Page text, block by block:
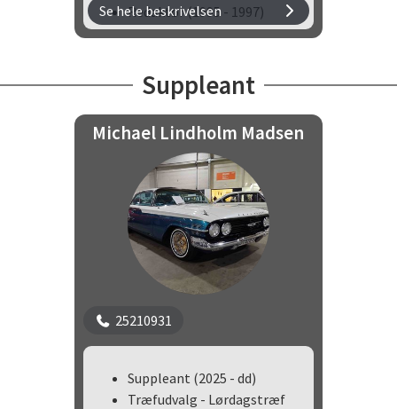
Redaktør (1995 - 1997)
Se hele beskrivelsen
Suppleant
Michael Lindholm Madsen
25210931
Suppleant (2025 - dd)
Træfudvalg - Lørdagstræf